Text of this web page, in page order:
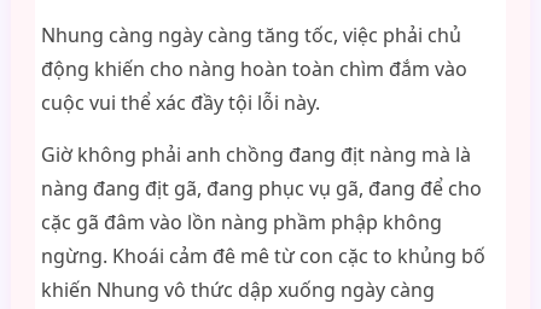
Nhung càng ngày càng tăng tốc, việc phải chủ
động khiến cho nàng hoàn toàn chìm đắm vào
cuộc vui thể xác đầy tội lỗi này.
Giờ không phải anh chồng đang địt nàng mà là
nàng đang địt gã, đang phục vụ gã, đang để cho
cặc gã đâm vào lồn nàng phầm phập không
ngừng. Khoái cảm đê mê từ con cặc to khủng bố
khiến Nhung vô thức dập xuống ngày càng